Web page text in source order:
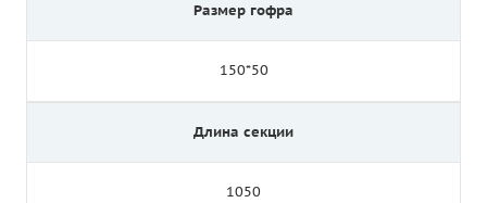
Размер гофра
150*50
Длина секции
1050